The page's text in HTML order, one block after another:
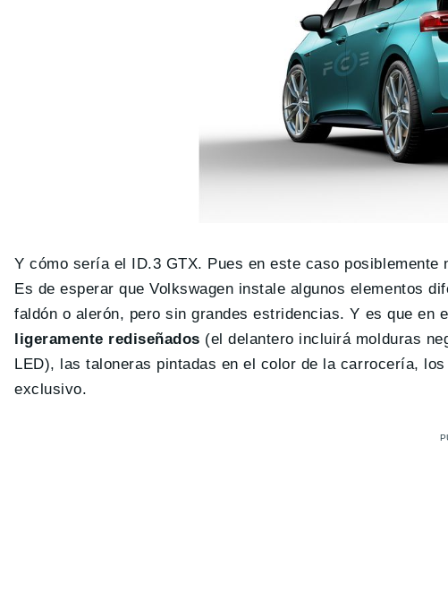
Y cómo sería el ID.3 GTX. Pues en este caso
Es de esperar que Volkswagen instale algunos elementos
faldón o alerón, pero sin grandes estridencias. Y es que
ligeramente rediseñados (el delantero incluirá molduras
LED), las taloneras pintadas en el color de la carrocería,
exclusivo.